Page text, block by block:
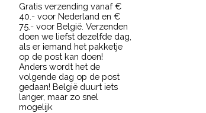
Gratis verzending vanaf €
40.- voor Nederland en €
75.- voor België. Verzenden
doen we liefst dezelfde dag,
als er iemand het pakketje
op de post kan doen!
Anders wordt het de
volgende dag op de post
gedaan! België duurt iets
langer, maar zo snel
mogelijk